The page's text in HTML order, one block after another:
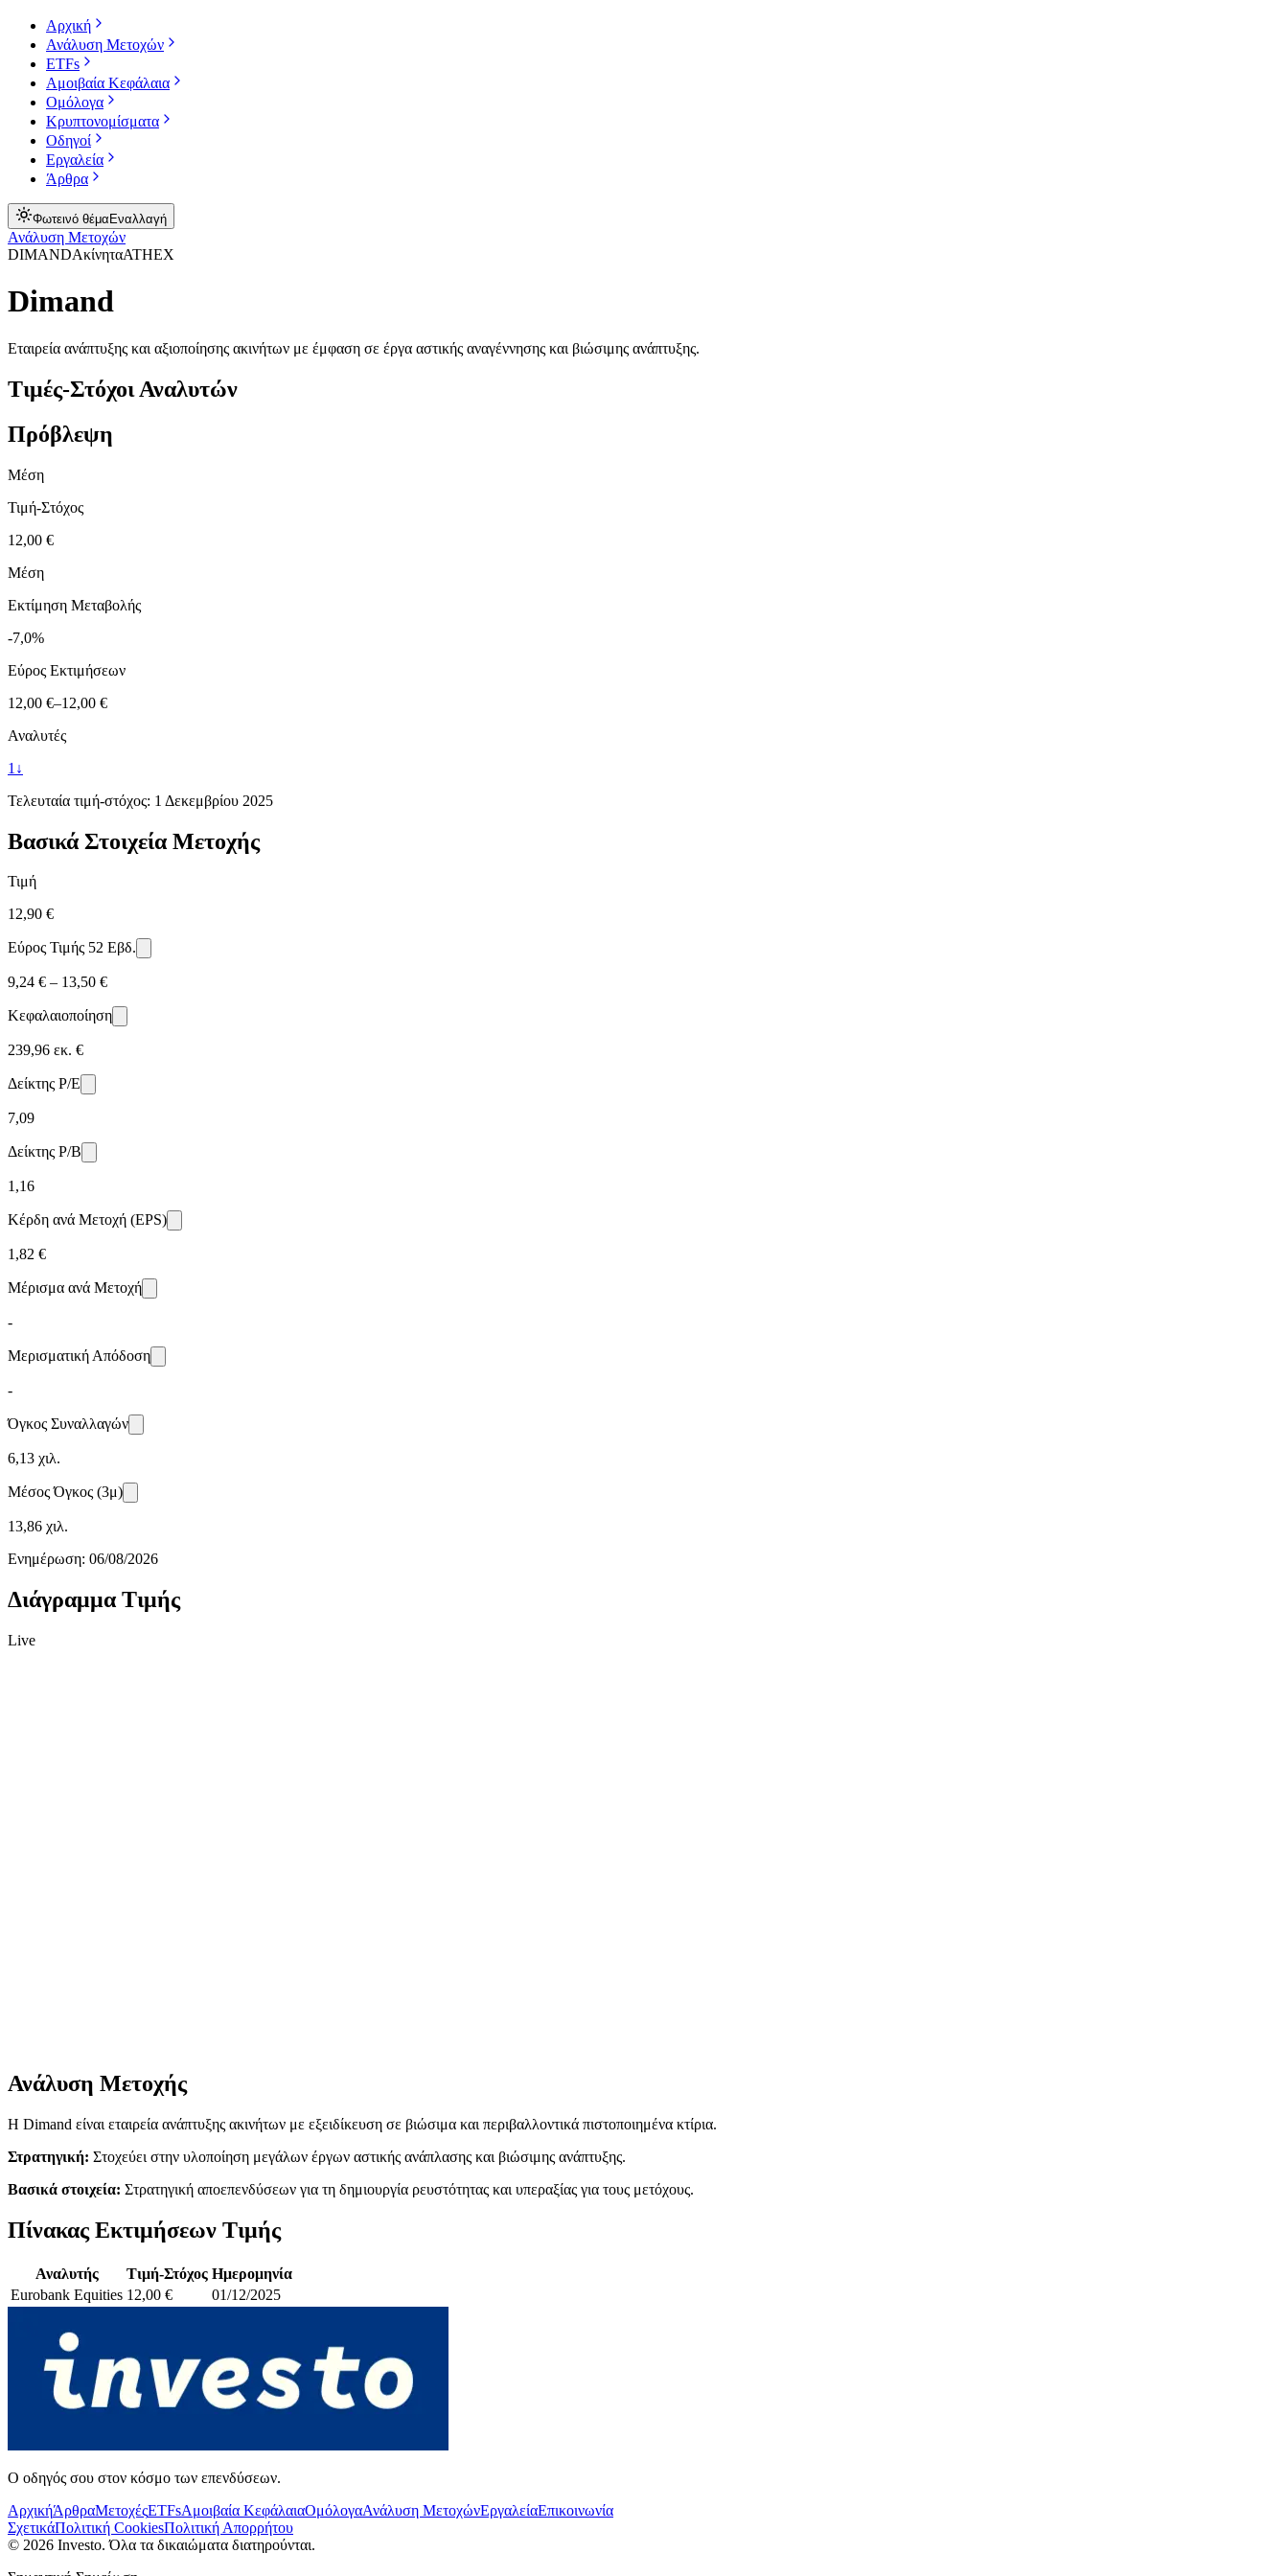
Αρχική
Ανάλυση Μετοχών
ETFs
Αμοιβαία Κεφάλαια
Ομόλογα
Κρυπτονομίσματα
Οδηγοί
Εργαλεία
Άρθρα
Φωτεινό θέμα Εναλλαγή
Ανάλυση Μετοχών
DIMANDΑκίνηταATHEX
Dimand
Εταιρεία ανάπτυξης και αξιοποίησης ακινήτων με έμφαση σε έργα αστικής αναγέννησης και βιώσιμης ανάπτυξης.
Τιμές-Στόχοι Αναλυτών
Πρόβλεψη
Μέση
Τιμή-Στόχος
12,00 €
Μέση
Εκτίμηση Μεταβολής
-7,0%
Εύρος Εκτιμήσεων
12,00 €–12,00 €
Αναλυτές
1 ↓
Τελευταία τιμή-στόχος: 1 Δεκεμβρίου 2025
Βασικά Στοιχεία Μετοχής
Τιμή
12,90 €
Εύρος Τιμής 52 Εβδ.
9,24 € – 13,50 €
Κεφαλαιοποίηση
239,96 εκ. €
Δείκτης P/E
7,09
Δείκτης P/B
1,16
Κέρδη ανά Μετοχή (EPS)
1,82 €
Μέρισμα ανά Μετοχή
-
Μερισματική Απόδοση
-
Όγκος Συναλλαγών
6,13 χιλ.
Μέσος Όγκος (3μ)
13,86 χιλ.
Ενημέρωση: 06/08/2026
Διάγραμμα Τιμής
Live
Ανάλυση Μετοχής
Η Dimand είναι εταιρεία ανάπτυξης ακινήτων με εξειδίκευση σε βιώσιμα και περιβαλλοντικά πιστοποιημένα κτίρια.
Στρατηγική: Στοχεύει στην υλοποίηση μεγάλων έργων αστικής ανάπλασης και βιώσιμης ανάπτυξης.
Βασικά στοιχεία: Στρατηγική αποεπενδύσεων για τη δημιουργία ρευστότητας και υπεραξίας για τους μετόχους.
Πίνακας Εκτιμήσεων Τιμής
Αναλυτής Τιμή-Στόχος Ημερομηνία
Eurobank Equities 12,00 € 01/12/2025
Ο οδηγός σου στον κόσμο των επενδύσεων.
ΑρχικήΆρθραΜετοχέςETFsΑμοιβαία ΚεφάλαιαΟμόλογαΑνάλυση ΜετοχώνΕργαλείαΕπικοινωνία
ΣχετικάΠολιτική CookiesΠολιτική Απορρήτου
© 2026 Investo. Όλα τα δικαιώματα διατηρούνται.